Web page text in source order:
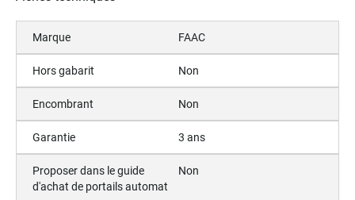
Marque FAAC
Hors gabarit Non
Encombrant Non
Garantie 3 ans
Proposer dans le guide
d'achat de portails automat
Non